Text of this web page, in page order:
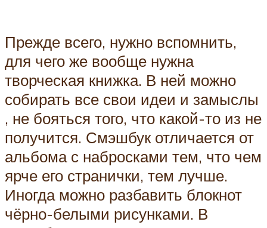
Прежде всего, нужно вспомнить,
для чего же вообще нужна
творческая книжка. В ней можно
собирать все свои идеи и замыслы
, не бояться того, что какой-то из не
получится. Смэшбук отличается от
альбома с набросками тем, что чем
ярче его странички, тем лучше.
Иногда можно разбавить блокнот
чёрно-белыми рисунками. В